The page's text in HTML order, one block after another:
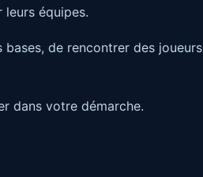
équipes.
bases, de rencontrer des joueurs
dans votre démarche.